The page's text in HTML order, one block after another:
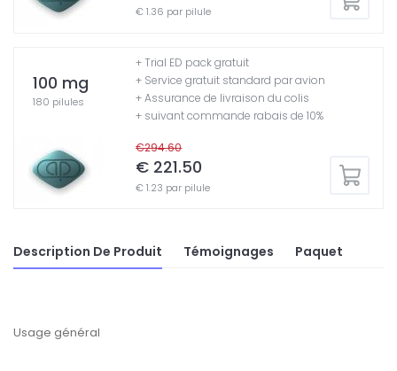
€ 1.36 par pilule
100 mg
180 pilules
€294.60
€ 221.50
€ 1.23 par pilule
+ Trial ED pack gratuit
+ Service gratuit standard par avion
+ Assurance de livraison du colis
+ suivant commande rabais de 10%
Description De Produit Témoignages Paquet
Usage général